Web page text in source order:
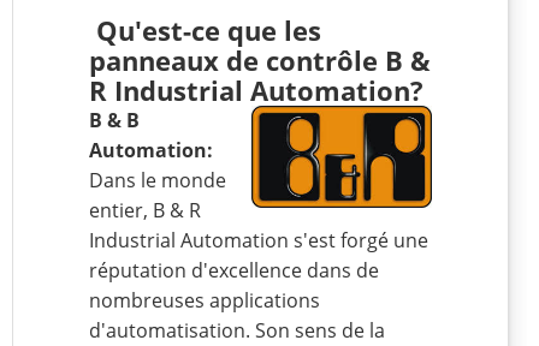
Qu'est-ce que les
panneaux de contrôle B &
R Industrial Automation?
B & B
Automation:
Dans le monde
entier, B & R
Industrial Automation s'est forgé une
réputation d'excellence dans de
nombreuses applications
d'automatisation. Son sens de la